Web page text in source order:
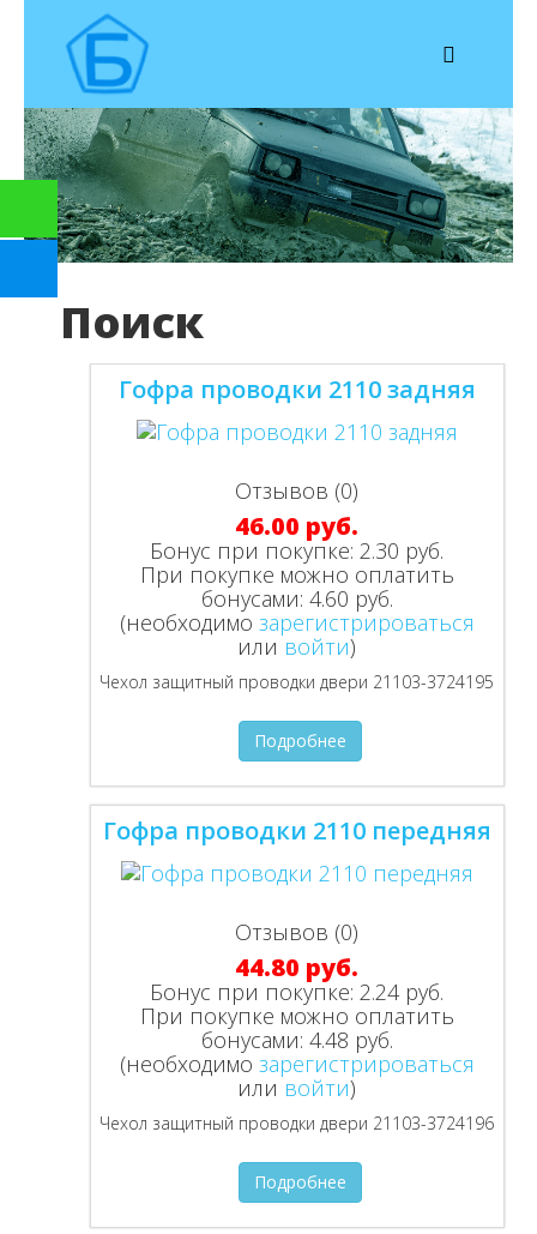
Автозапчасти на ОКУ
Втулки
Опоры стоек
Подушки двигателя
Чехлы ШРУС
Ремкомплекты
Шарниры
Подробнее
Поиск
Гофра проводки 2110 задняя
Отзывов (0)
46.00 руб.
Бонус при покупке:2.30 руб.
При покупке можно оплатить
бонусами: 4.60 руб.
(необходимо зарегистрироваться
или войти)
Чехол защитный проводки двери 21103-3724195
Подробнее
Гофра проводки 2110 передняя
Отзывов (0)
44.80 руб.
Бонус при покупке:2.24 руб.
При покупке можно оплатить
бонусами: 4.48 руб.
(необходимо зарегистрироваться
или войти)
Чехол защитный проводки двери 21103-3724196
Подробнее